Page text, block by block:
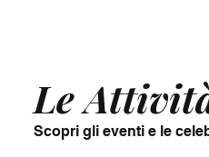
Le
Scopri gli eventi e le